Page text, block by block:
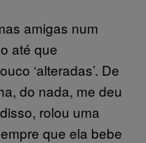
amigas num
até que
‘alteradas’. De
do nada, me deu
rolou uma
que ela bebe